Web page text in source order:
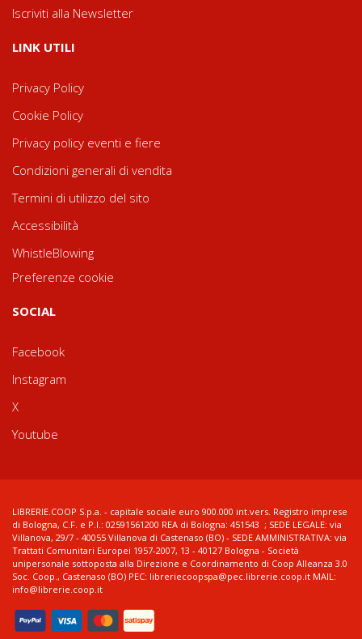
Iscriviti alla Newsletter
LINK UTILI
Privacy Policy
Cookie Policy
Privacy policy eventi e fiere
Condizioni generali di vendita
Termini di utilizzo del sito
Accessibilità
WhistleBlowing
Preferenze cookie
SOCIAL
Facebook
Instagram
X
Youtube
LIBRERIE.COOP S.p.a. - capitale sociale euro 900.000 int.vers. Registro imprese
di Bologna, C.F. e P.I.: 02591561200 REA di Bologna: 451543 ; SEDE LEGALE: via
Villanova, 29/7 - 40055 Villanova di Castenaso (BO) - SEDE AMMINISTRATIVA: via
Trattati Comunitari Europei 1957-2007, 13 - 40127 Bologna - Società
unipersonale sottoposta alla Direzione e Coordinamento di Coop Alleanza 3.0
Soc. Coop., Castenaso (BO) PEC: libreriecoopspa@pec.librerie.coop.it MAIL:
info@librerie.coop.it